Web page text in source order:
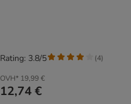
OVH* 19,99 €
12,74 €
Rating: 3.8/5 (4)